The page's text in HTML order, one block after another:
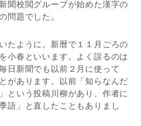
聞校閲グループが始めた漢字の
問題でした。
たように、新暦で１１月ごろの
小春といいます。よく誤るのは
日新聞でも以前２月に使って
があります。以前「知らなんだ
という投稿川柳があり、作者に
語」と直したこともありまし